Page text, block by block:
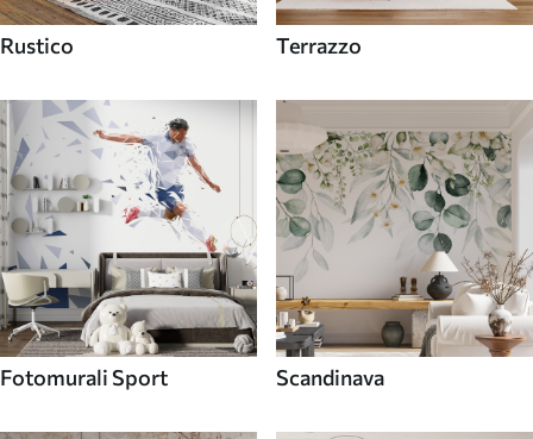
Rustico Terrazzo
Fotomurali Sport Scandinava